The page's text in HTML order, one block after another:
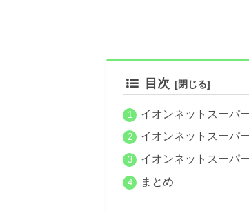
目次
イオンネットスーパ
イオンネットスーパ
イオンネットスーパ
まとめ